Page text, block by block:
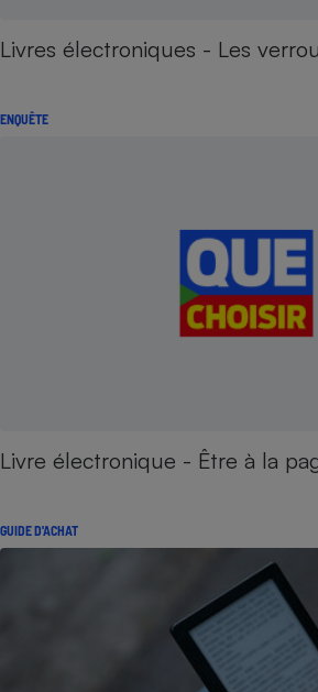
Livres électroniques - Les
ENQUÊTE
Livre électronique - Être à la
GUIDE D'ACHAT